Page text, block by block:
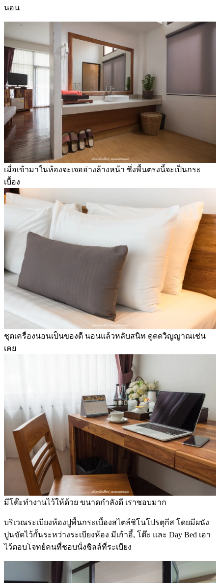
นอน
เมื่อเข้ามาในห้องจะเจออ่างล้างหน้า ซึ่งพื้นตรงนี้จะเป็นกระ
เบื้อง
ชุดเครื่องนอนเป็นของดี นอนแล้วหลับสนิท ดูดดวิญญาณเช่น
เคย
มีโต๊ะทำงานไว้ให้ด้วย ขนาดกำลังดี เราชอบมาก
บริเวณระเบียงห้องปูพื้นกระเบื้องสไตล์ชิโนโปรตุกีส โดยมีผนัง
ปูนขัดไว้กั้นระหว่างระเบียงห้อง มีเก้าอี้, โต๊ะ และ Day Bed เอา
ไว้ตอบโจทย์คนที่ชอบนั่งชิลล์ที่ระเบียง